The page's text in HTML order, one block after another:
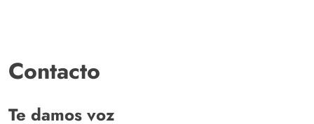
Contacto
Te damos voz